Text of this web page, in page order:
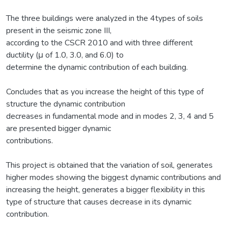
The three buildings were analyzed in the 4types of soils
present in the seismic zone III,
according to the CSCR 2010 and with three different
ductility (μ of 1.0, 3.0, and 6.0) to
determine the dynamic contribution of each building.
Concludes that as you increase the height of this type of
structure the dynamic contribution
decreases in fundamental mode and in modes 2, 3, 4 and 5
are presented bigger dynamic
contributions.
This project is obtained that the variation of soil, generates
higher modes showing the biggest dynamic contributions and
increasing the height, generates a bigger flexibility in this
type of structure that causes decrease in its dynamic
contribution.